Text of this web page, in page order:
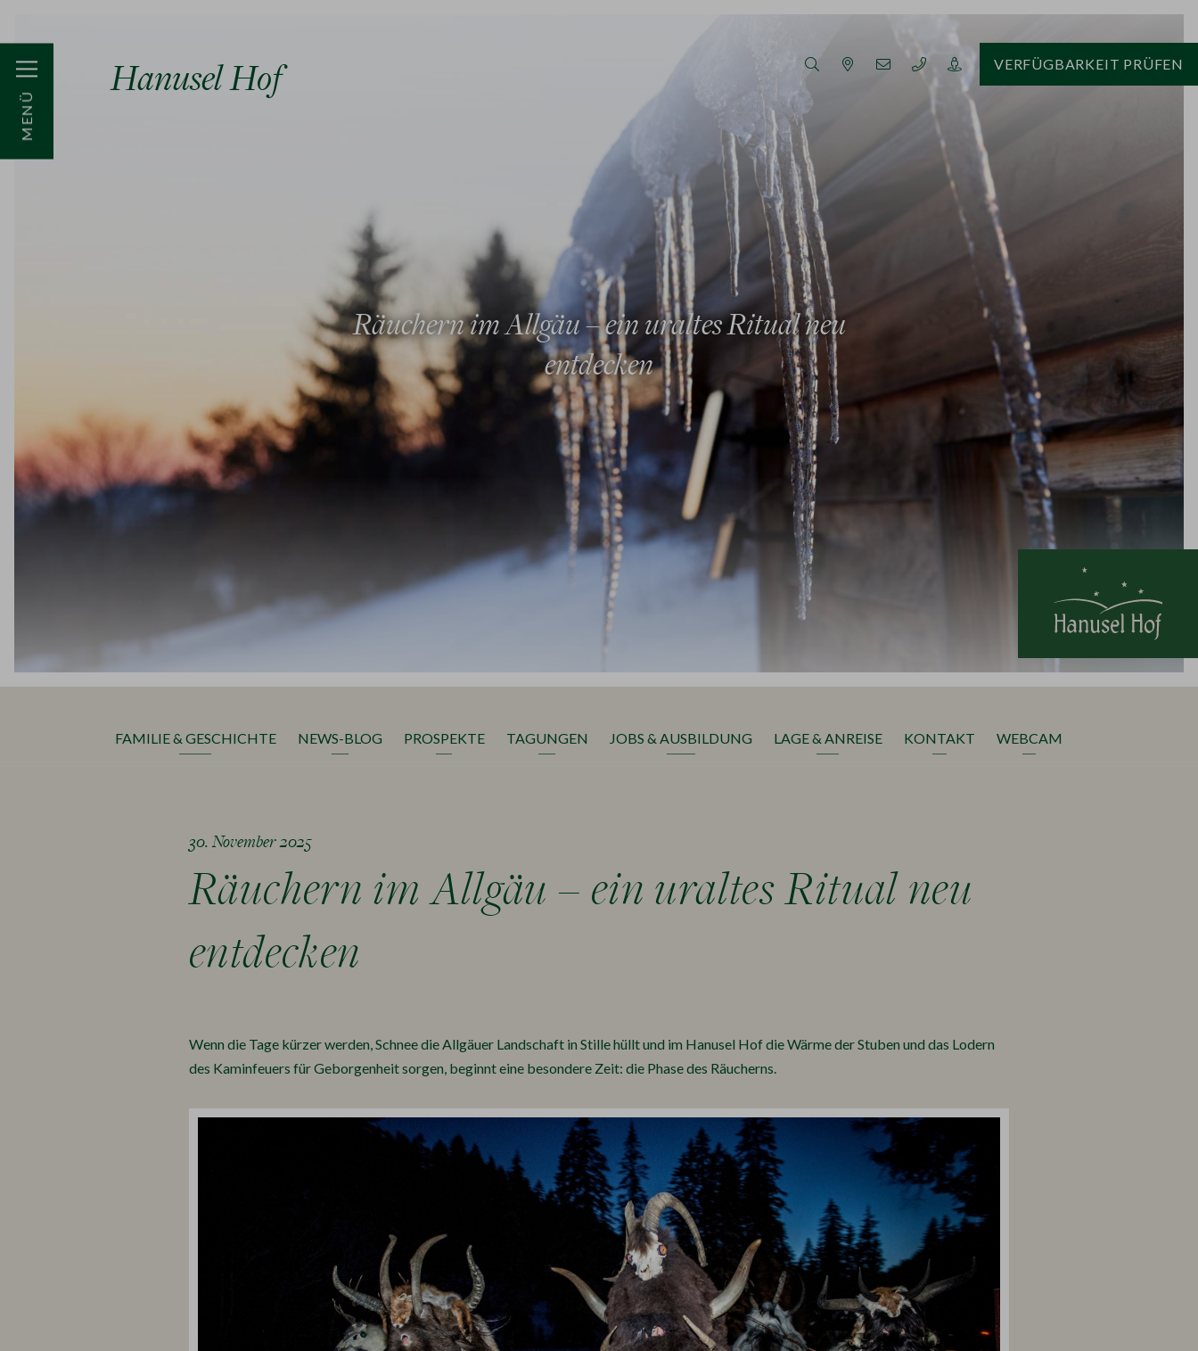
MENÜ
Hanusel Hof VERFÜGBARKEIT PRÜFEN
Räuchern im Allgäu – ein uraltes Ritual neu
entdecken
FAMILIE & GESCHICHTE NEWS-BLOG PROSPEKTE TAGUNGEN JOBS & AUSBILDUNG LAGE & ANREISE KONTAKT WEBCAM
30. November 2025
Räuchern im Allgäu – ein uraltes Ritual neu
entdecken
Wenn die Tage kürzer werden, Schnee die Allgäuer Landschaft in Stille hüllt und im Hanusel Hof die Wärme der Stuben und das Lodern
des Kaminfeuers für Geborgenheit sorgen, beginnt eine besondere Zeit: die Phase des Räucherns.